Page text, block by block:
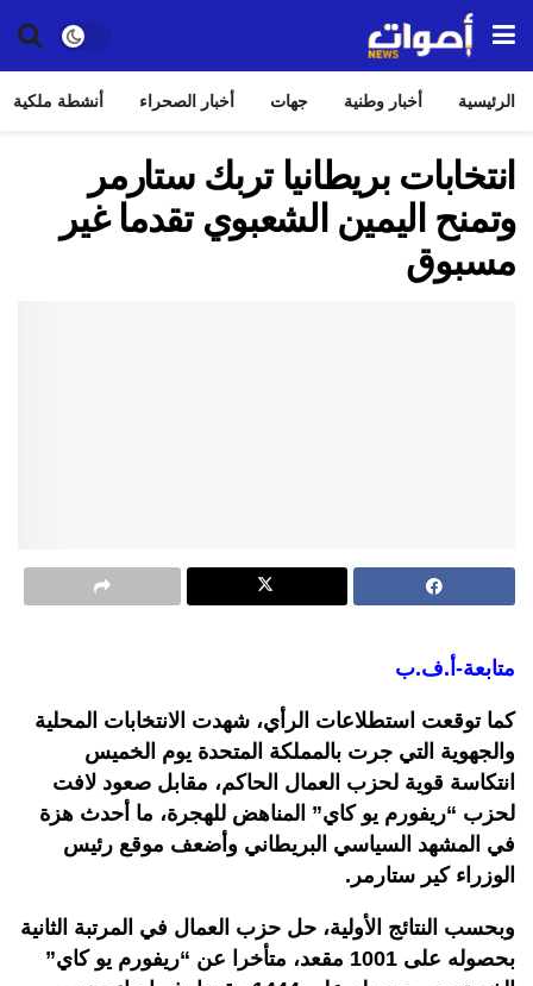
الرئيسية أخبار وطنية جهات أخبار الصحراء أنشطة ملكية
انتخابات بريطانيا تربك ستارمر
وتمنح اليمين الشعبوي تقدما غير
مسبوق
متابعة-أ.ف.ب
كما توقعت استطلاعات الرأي، شهدت الانتخابات المحلية
والجهوية التي جرت بالمملكة المتحدة يوم الخميس
انتكاسة قوية لحزب العمال الحاكم، مقابل صعود لافت
لحزب “ريفورم يو كاي” المناهض للهجرة، ما أحدث هزة
في المشهد السياسي البريطاني وأضعف موقع رئيس
الوزراء كير ستارمر.
وبحسب النتائج الأولية، حل حزب العمال في المرتبة الثانية
بحصوله على 1001 مقعد، متأخرا عن “ريفورم يو كاي”